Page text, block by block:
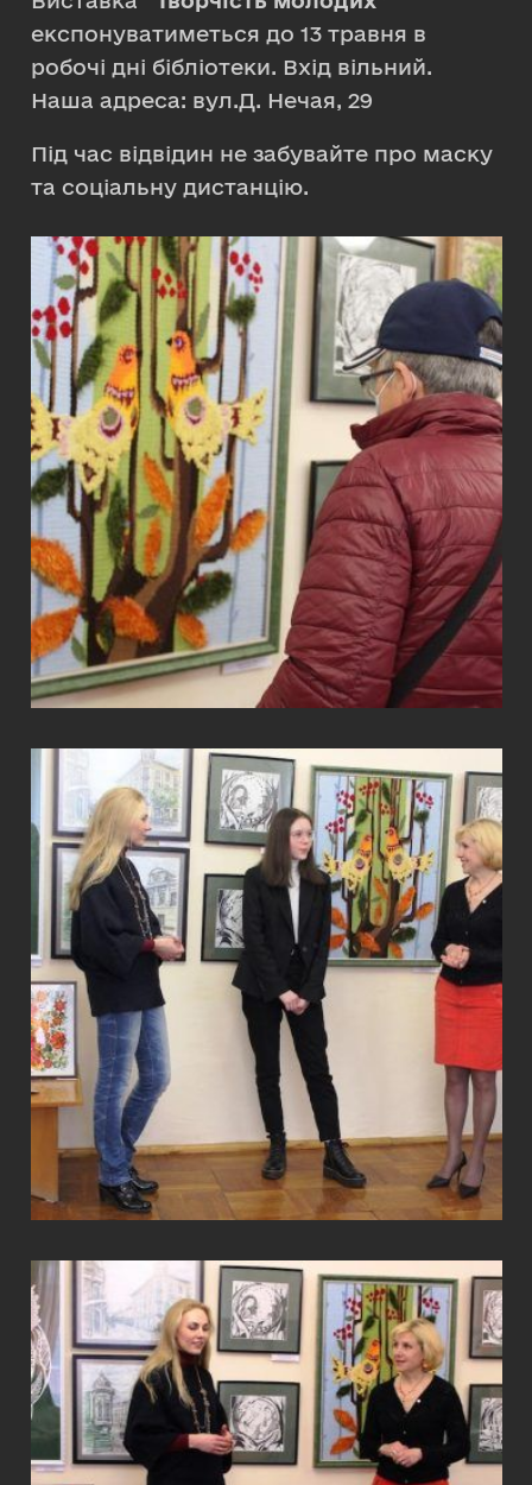
експонуватиметься до 13 травня в
робочі дні бібліотеки. Вхід вільний.
Наша адреса: вул.Д. Нечая, 29
Під час відвідин не забувайте про маску
та соціальну дистанцію.